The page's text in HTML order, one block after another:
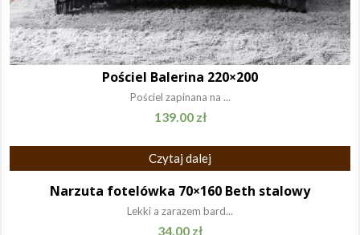
Pościel Balerina 220×200
Pościel zapinana na ...
139.00 zł
Czytaj dalej
Narzuta fotelówka 70×160 Beth stalowy
Lekki a zarazem bard...
34.00 zł